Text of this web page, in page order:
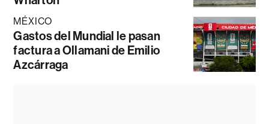
MÉXICO
Gastos del Mundial le pasan
factura a Ollamani de Emilio
Azcárraga